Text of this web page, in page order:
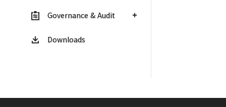
Governance & Audit
Downloads